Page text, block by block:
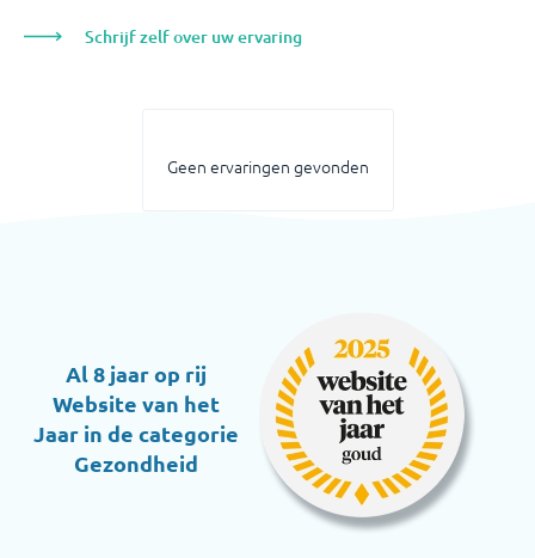
Schrijf zelf over uw ervaring
Geen ervaringen gevonden
Al 8 jaar op rij
Website van het
Jaar in de categorie
Gezondheid